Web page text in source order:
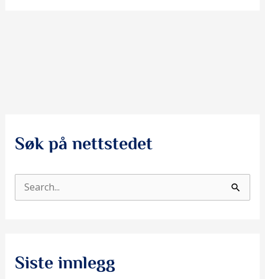
Søk på nettstedet
tSiste innlegg